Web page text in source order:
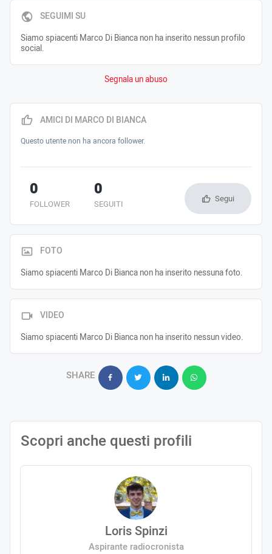
SEGUIMI SU
Siamo spiacenti Marco Di Bianca non ha inserito nessun profilo
social.
Segnala un abuso
AMICI DI MARCO DI BIANCA
Questo utente non ha ancora follower.
FOLLOWER
0
SEGUITI
0 Segui
FOTO
Siamo spiacenti Marco Di Bianca non ha inserito nessuna foto.
VIDEO
Siamo spiacenti Marco Di Bianca non ha inserito nessun video.
SHARE
Scopri anche questi profili
Loris Spinzi
Aspirante radiocronista